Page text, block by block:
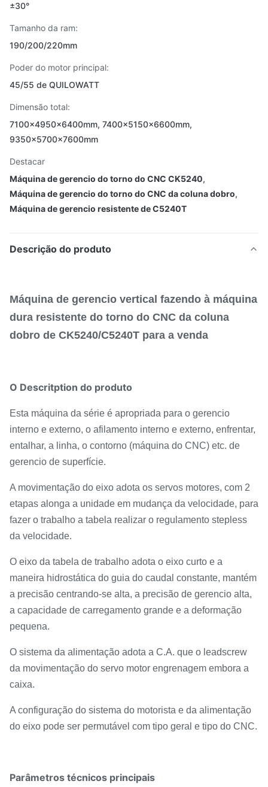
±30°
Tamanho da ram:
190/200/220mm
Poder do motor principal:
45/55 de QUILOWATT
Dimensão total:
7100x4950x6400mm, 7400x5150x6600mm,
9350x5700x7600mm
Destacar
Máquina de gerencio do torno do CNC CK5240,
Máquina de gerencio do torno do CNC da coluna dobro,
Máquina de gerencio resistente de C5240T
Descrição do produto
Máquina de gerencio vertical fazendo à máquina
dura resistente do torno do CNC da coluna
dobro de CK5240/C5240T para a venda
O Descritption do produto
Esta máquina da série é apropriada para o gerencio
interno e externo, o afilamento interno e externo, enfrentar,
entalhar, a linha, o contorno (máquina do CNC) etc. de
gerencio de superfície.
A movimentação do eixo adota os servos motores, com 2
etapas alonga a unidade em mudança da velocidade, para
fazer o trabalho a tabela realizar o regulamento stepless
da velocidade.
O eixo da tabela de trabalho adota o eixo curto e a
maneira hidrostática do guia do caudal constante, mantém
a precisão centrando-se alta, a precisão de gerencio alta,
a capacidade de carregamento grande e a deformação
pequena.
O sistema da alimentação adota a C.A. que o leadscrew
da movimentação do servo motor engrenagem embora a
caixa.
A configuração do sistema do motorista e da alimentação
do eixo pode ser permutável com tipo geral e tipo do CNC.
Parâmetros técnicos principais